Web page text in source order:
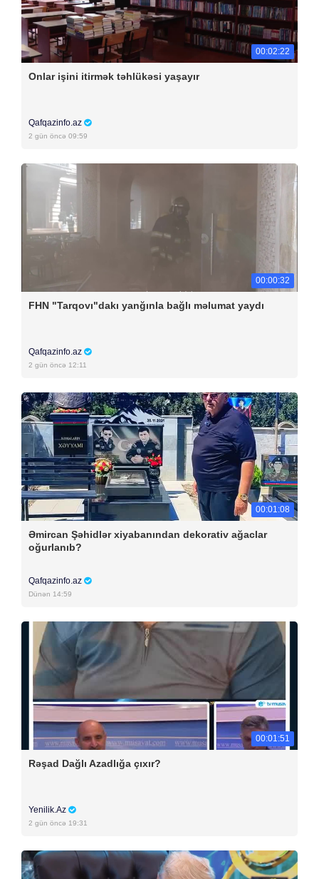
00:02:22
Onlar işini itirmək təhlükəsi yaşayır
Qafqazinfo.az
2 gün öncə 09:59
00:00:32
FHN "Tarqovı"dakı yanğınla bağlı məlumat yaydı
Qafqazinfo.az
2 gün öncə 12:11
00:01:08
Əmircan Şəhidlər xiyabanından dekorativ ağaclar
oğurlanıb?
Qafqazinfo.az
Dünən 14:59
00:01:51
Rəşad Dağlı Azadlığa çıxır?
Yenilik.Az
2 gün öncə 19:31